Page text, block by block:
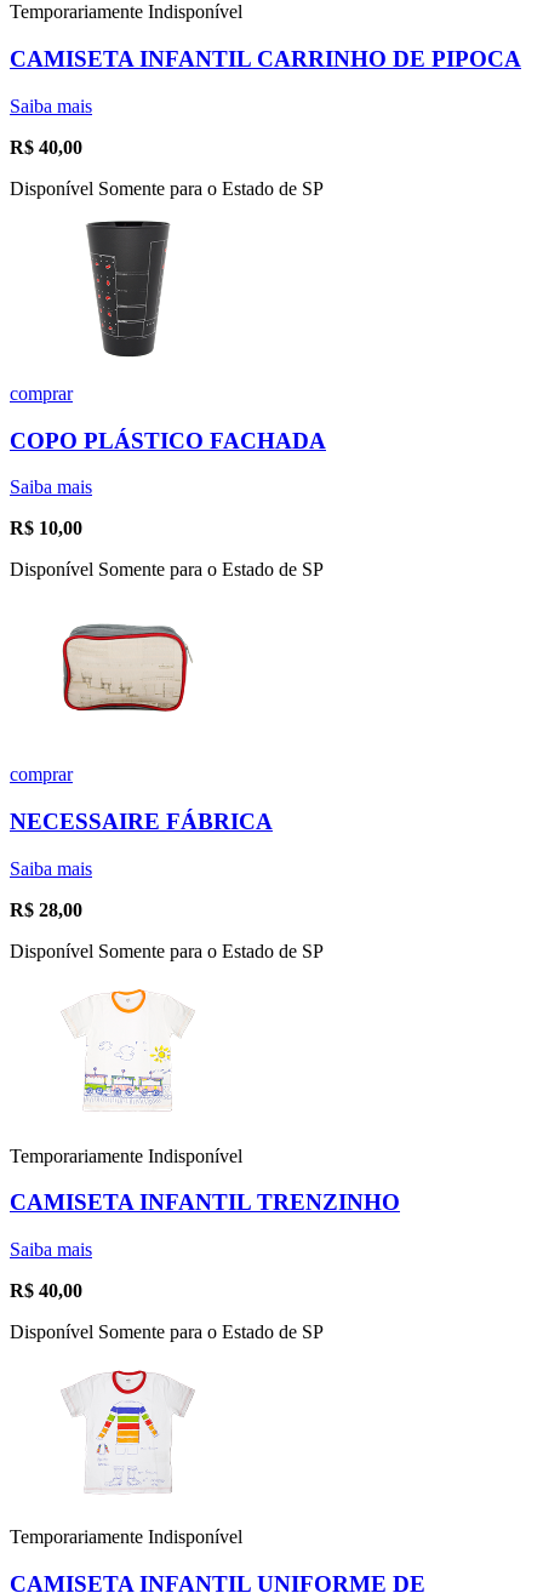
Temporariamente Indisponível
CAMISETA INFANTIL CARRINHO DE PIPOCA
Saiba mais
R$ 40,00
Disponível Somente para o Estado de SP
comprar
COPO PLÁSTICO FACHADA
Saiba mais
R$ 10,00
Disponível Somente para o Estado de SP
comprar
NECESSAIRE FÁBRICA
Saiba mais
R$ 28,00
Disponível Somente para o Estado de SP
Temporariamente Indisponível
CAMISETA INFANTIL TRENZINHO
Saiba mais
R$ 40,00
Disponível Somente para o Estado de SP
Temporariamente Indisponível
CAMISETA INFANTIL UNIFORME DE